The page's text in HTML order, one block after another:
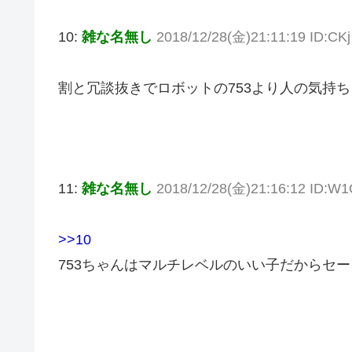
10: 雑な名無し 2018/12/28(金)21:11:19 ID:CKj
割と冗談抜きでロボットの753より人の気持
11: 雑な名無し 2018/12/28(金)21:16:12
>>10
753ちゃんはマルチレベルのいい子だからセー